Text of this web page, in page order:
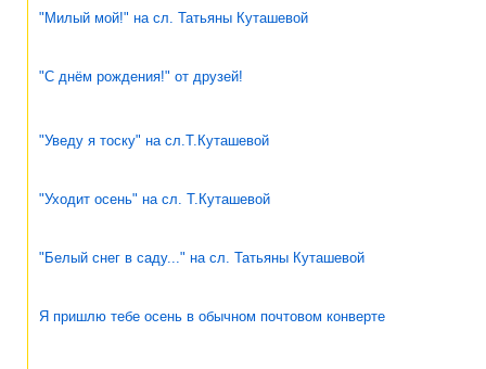
"Милый мой!" на сл. Татьяны Куташевой
"С днём рождения!" от друзей!
"Уведу я тоску" на сл.Т.Куташевой
"Уходит осень" на сл. Т.Куташевой
"Белый снег в саду..." на сл. Татьяны Куташевой
Я пришлю тебе осень в обычном почтовом конверте